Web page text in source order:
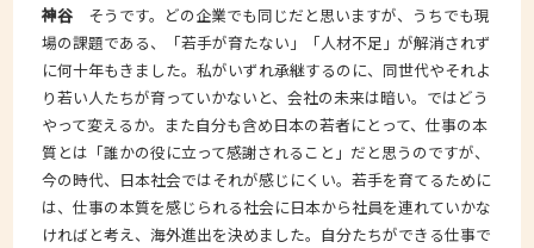
神谷 そうです。どの企業でも同じだと思いますが、うちでも現
場の課題である、「若手が育たない」「人材不足」が解消されず
に何十年もきました。私がいずれ承継するのに、同世代やそれよ
り若い人たちが育っていかないと、会社の未来は暗い。ではどう
やって変えるか。また自分も含め日本の若者にとって、仕事の本
質とは「誰かの役に立って感謝されること」だと思うのですが、
今の時代、日本社会ではそれが感じにくい。若手を育てるために
は、仕事の本質を感じられる社会に日本から社員を連れていかな
ければと考え、海外進出を決めました。自分たちができる仕事で